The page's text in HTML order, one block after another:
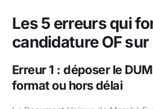
Les 5 erreurs qui
candidature OF sur
Erreur 1 : déposer le
format ou hors délai